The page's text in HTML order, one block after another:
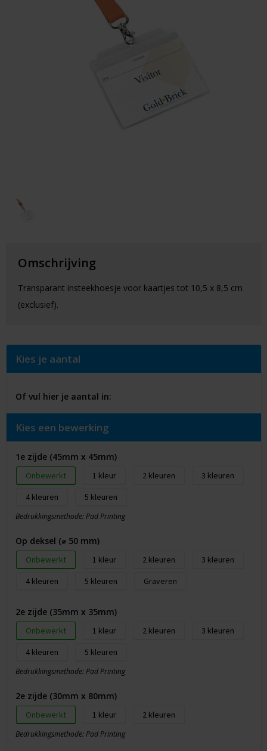
Auto & Veiligheid
Gezondheid & Verzorging
Omschrijving
Transparant insteekhoesje voor kaartjes tot 10,5 x 8,5 cm
(exclusief).
Kies je aantal
Of vul hier je aantal in:
Kies een bewerking
1e zijde (45mm x 45mm)
Onbewerkt 1 2
3
4
5
Bedrukkingsmethode: Pad Printing
Op deksel (⌀ 50 mm)
Onbewerkt 1 2
3
4
5 Graveren
2e zijde (35mm x 35mm)
Onbewerkt 1 2
3
4
5
Bedrukkingsmethode: Pad Printing
2e zijde (30mm x 80mm)
Onbewerkt 1 2
Bedrukkingsmethode: Pad Printing